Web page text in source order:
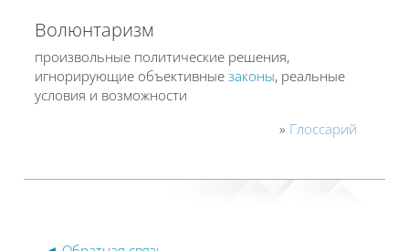
Волюнтаризм
произвольные политические решения,
игнорирующие объективные законы, реальные
условия и возможности
» Глоссарий